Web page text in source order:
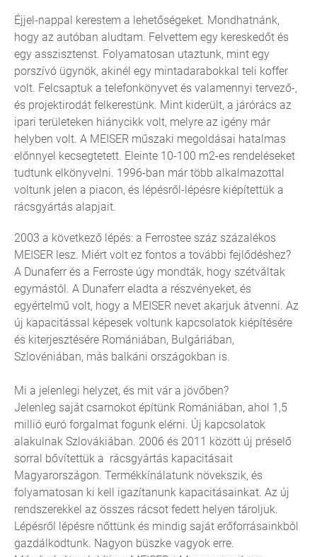
Éjjel-nappal kerestem a lehetőségeket. Mondhatnánk,
hogy az autóban aludtam. Felvettem egy kereskedőt és
egy asszisztenst. Folyamatosan utaztunk, mint egy
porszívó ügynök, akinél egy mintadarabokkal teli koffer
volt. Felcsaptuk a telefonkönyvet és valamennyi tervező-,
és projektirodát felkerestünk. Mint kiderült, a járórács az
ipari területeken hiánycikk volt, melyre az igény már
helyben volt. A MEISER műszaki megoldásai hatalmas
előnnyel kecsegtetett. Eleinte 10-100 m2-es rendeléseket
tudtunk elkönyvelni. 1996-ban már több alkalmazottal
voltunk jelen a piacon, és lépésről-lépésre kiépítettük a
rácsgyártás alapjait.
2003 a következő lépés: a Ferrostee száz százalékos
MEISER lesz. Miért volt ez fontos a további fejlődéshez?
A Dunaferr és a Ferroste úgy mondták, hogy szétváltak
egymástól. A Dunaferr eladta a részvényeket, és
egyértelmű volt, hogy a MEISER nevet akarjuk átvenni. Az
új kapacitással képesek voltunk kapcsolatok kiépítésére
és kiterjesztésére Romániában, Bulgáriában,
Szlovéniában, más balkáni országokban is.
Mi a jelenlegi helyzet, és mit vár a jövőben?
Jelenleg saját csarnokot építünk Romániában, ahol 1,5
millió euró forgalmat fogunk elérni. Új kapcsolatok
alakulnak Szlovákiában. 2006 és 2011 között új préselő
sorral bővítettük a rácsgyártás kapacitásait
Magyarországon. Termékkínálatunk növekszik, és
folyamatosan ki kell igazítanunk kapacitásainkat. Az új
rendszerekkel az összes rácsot fedett helyen tároljuk.
Lépésről lépésre nőttünk és mindig saját erőforrásainkból
gazdálkodtunk. Nagyon büszke vagyok erre.